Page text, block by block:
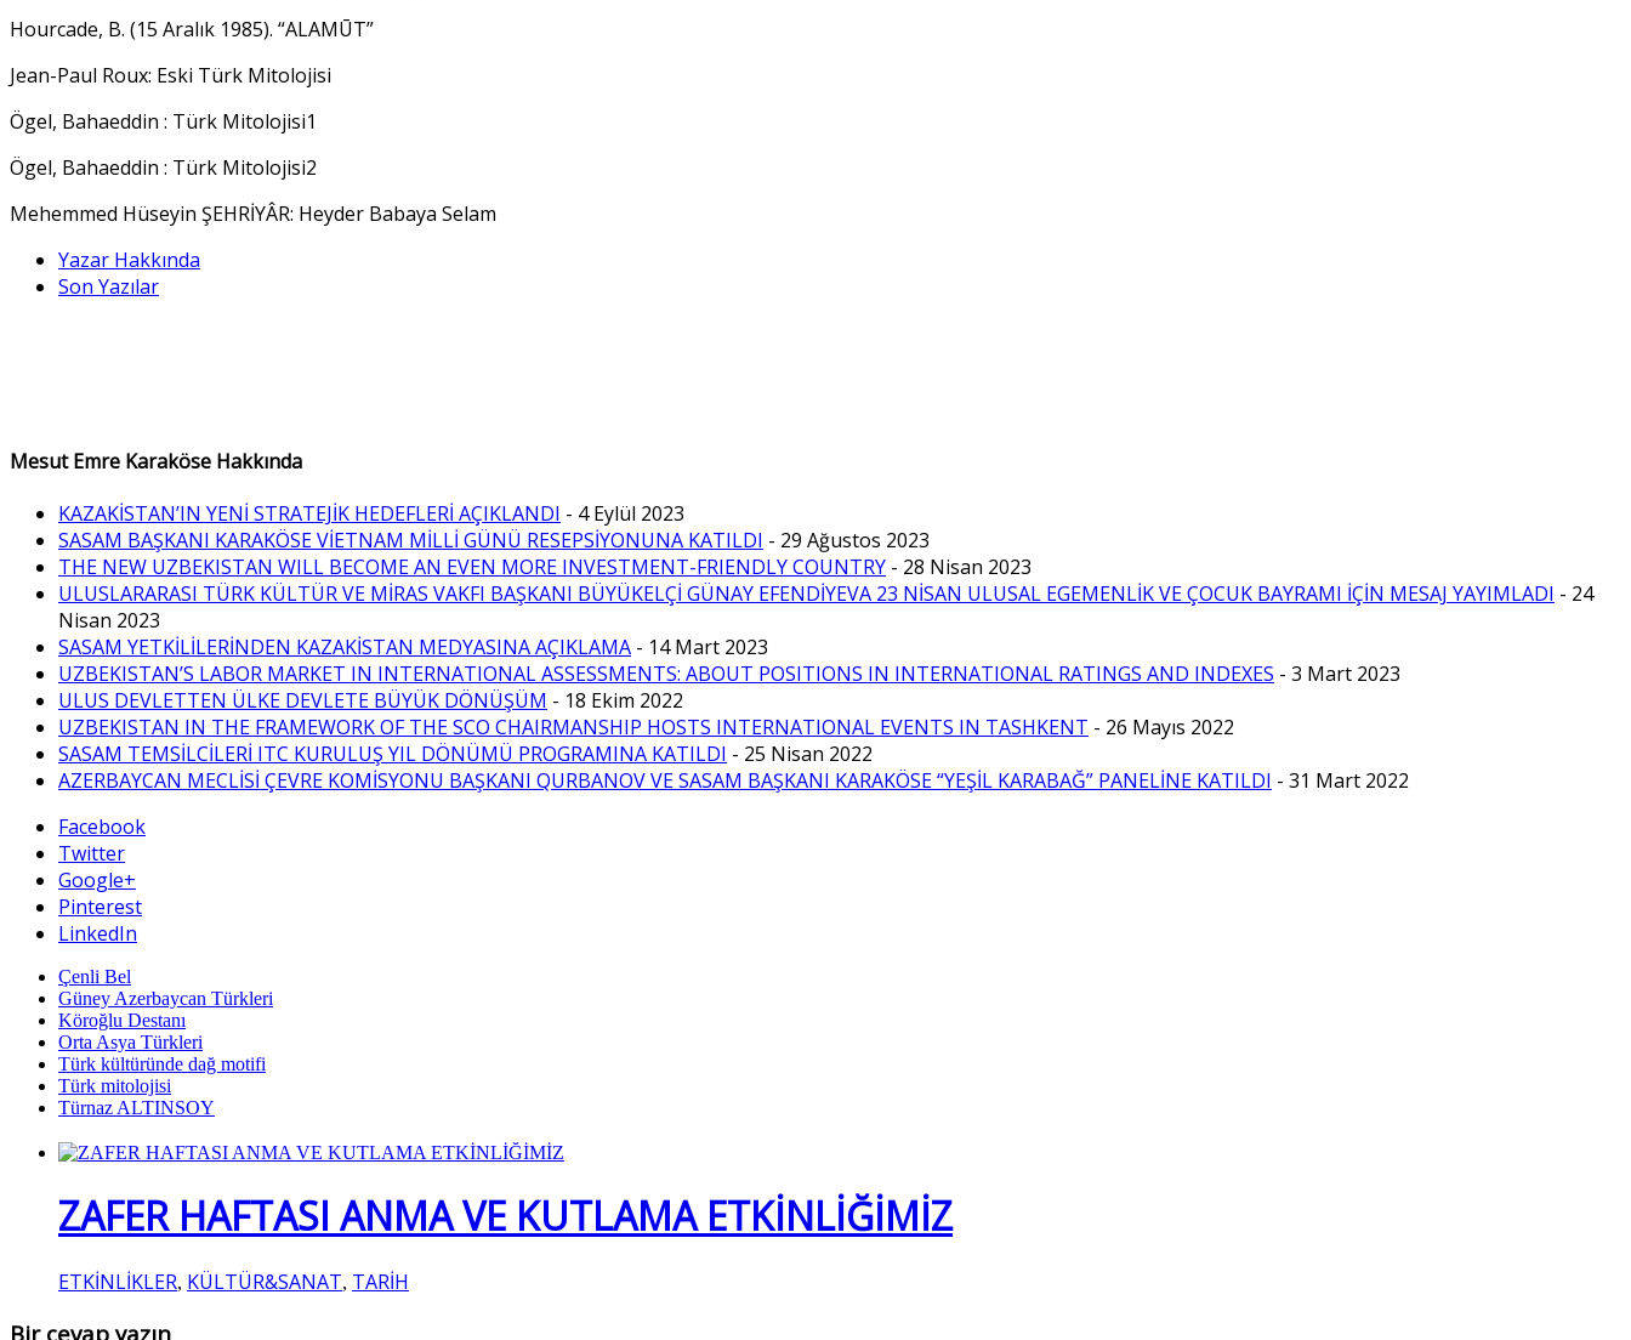
Hourcade, B. (15 Aralık 1985). “ALAMŪT”
Jean-Paul Roux: Eski Türk Mitolojisi
Ögel, Bahaeddin : Türk Mitolojisi1
Ögel, Bahaeddin : Türk Mitolojisi2
Mehemmed Hüseyin ŞEHRİYÂR: Heyder Babaya Selam
Yazar Hakkında
Son Yazılar
Mesut Emre Karaköse Hakkında
KAZAKİSTAN’IN YENİ STRATEJİK HEDEFLERİ AÇIKLANDI - 4 Eylül 2023
SASAM BAŞKANI KARAKÖSE VİETNAM MİLLİ GÜNÜ RESEPSİYONUNA KATILDI - 29 Ağustos 2023
THE NEW UZBEKISTAN WILL BECOME AN EVEN MORE INVESTMENT-FRIENDLY COUNTRY - 28 Nisan 2023
ULUSLARARASI TÜRK KÜLTÜR VE MİRAS VAKFI BAŞKANI BÜYÜKELÇİ GÜNAY EFENDİYEVA 23 NİSAN ULUSAL EGEMENLİK VE ÇOCUK BAYRAMI İÇİN MESAJ YAYIMLADI - 24
Nisan 2023
SASAM YETKİLİLERİNDEN KAZAKİSTAN MEDYASINA AÇIKLAMA - 14 Mart 2023
UZBEKISTAN’S LABOR MARKET IN INTERNATIONAL ASSESSMENTS: ABOUT POSITIONS IN INTERNATIONAL RATINGS AND INDEXES - 3 Mart 2023
ULUS DEVLETTEN ÜLKE DEVLETE BÜYÜK DÖNÜŞÜM - 18 Ekim 2022
UZBEKISTAN IN THE FRAMEWORK OF THE SCO CHAIRMANSHIP HOSTS INTERNATIONAL EVENTS IN TASHKENT - 26 Mayıs 2022
SASAM TEMSİLCİLERİ ITC KURULUŞ YIL DÖNÜMÜ PROGRAMINA KATILDI - 25 Nisan 2022
AZERBAYCAN MECLİSİ ÇEVRE KOMİSYONU BAŞKANI QURBANOV VE SASAM BAŞKANI KARAKÖSE “YEŞİL KARABAĞ” PANELİNE KATILDI - 31 Mart 2022
Facebook
Twitter
Google+
Pinterest
LinkedIn
Çenli Bel
Güney Azerbaycan Türkleri
Köroğlu Destanı
Orta Asya Türkleri
Türk kültüründe dağ motifi
Türk mitolojisi
Türnaz ALTINSOY
ZAFER HAFTASI ANMA VE KUTLAMA ETKİNLİĞİMİZ
ETKİNLİKLER, KÜLTÜR&SANAT, TARİH
Bir cevap yazın